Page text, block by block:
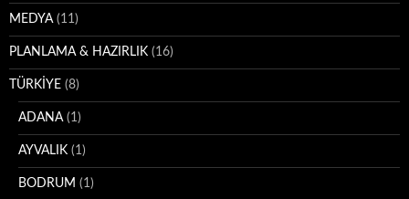
MEDYA(11)
PLANLAMA & HAZIRLIK (16)
TÜRKİYE (8)
ADANA(1)
AYVALIK (1)
BODRUM (1)